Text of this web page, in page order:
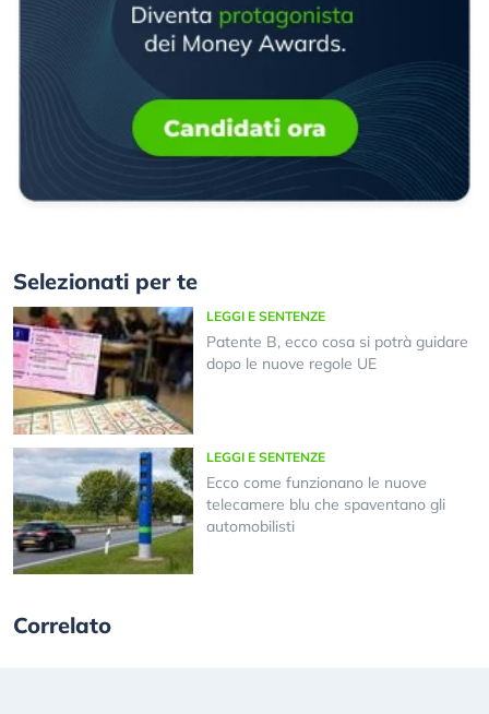
Selezionati per te
LEGGI E SENTENZE
Patente B, ecco cosa si potrà guidare
dopo le nuove regole UE
LEGGI E SENTENZE
Ecco come funzionano le nuove
telecamere blu che spaventano gli
automobilisti
Correlato